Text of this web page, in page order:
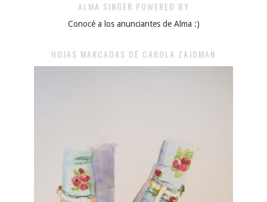
ALMA SINGER POWERED BY
Conocé a los anunciantes de Alma :)
HOJAS MARCADAS DE CAROLA ZAJDMAN